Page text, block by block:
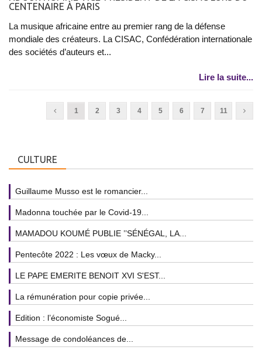
CENTENAIRE À PARIS
La musique africaine entre au premier rang de la défense
mondiale des créateurs. La CISAC, Confédération internationale
des sociétés d’auteurs et...
Lire la suite...
1 2 3 4 5 6 7 11
CULTURE
Guillaume Musso est le romancier...
Madonna touchée par le Covid-19...
MAMADOU KOUMÉ PUBLIE ’’SÉNÉGAL, LA...
Pentecôte 2022 : Les vœux de Macky...
LE PAPE EMERITE BENOIT XVI S'EST...
La rémunération pour copie privée...
Edition : l’économiste Sogué...
Message de condoléances de...